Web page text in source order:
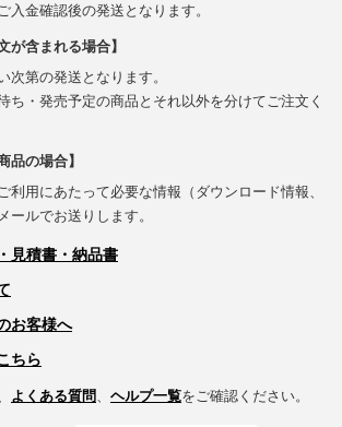
金確認後の発送となります。
が含まれる場合】
次第の発送となります。
ち・発売予定の商品とそれ以外を分けてご注文く
品の場合】
利用にあたって必要な情報（ダウンロード情報、
ールでお送りします。
見積書・納品書
お客様へ
ちら
よくある質問 ヘルプ一覧をご確認ください。